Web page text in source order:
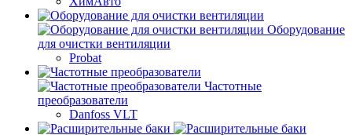
Оборудование
для очистки вентиляции
Probat
Частотные
преобразователи
Danfoss VLT